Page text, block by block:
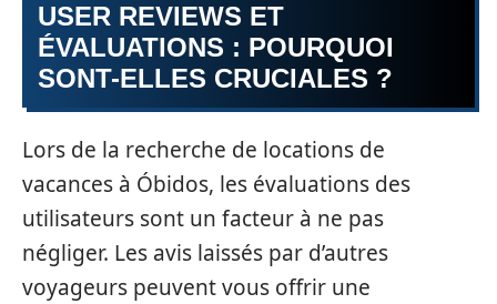
USER REVIEWS ET
ÉVALUATIONS : POURQUOI
SONT-ELLES CRUCIALES ?
Lors de la recherche de locations de
vacances à Óbidos, les évaluations des
utilisateurs sont un facteur à ne pas
négliger. Les avis laissés par d’autres
voyageurs peuvent vous offrir une